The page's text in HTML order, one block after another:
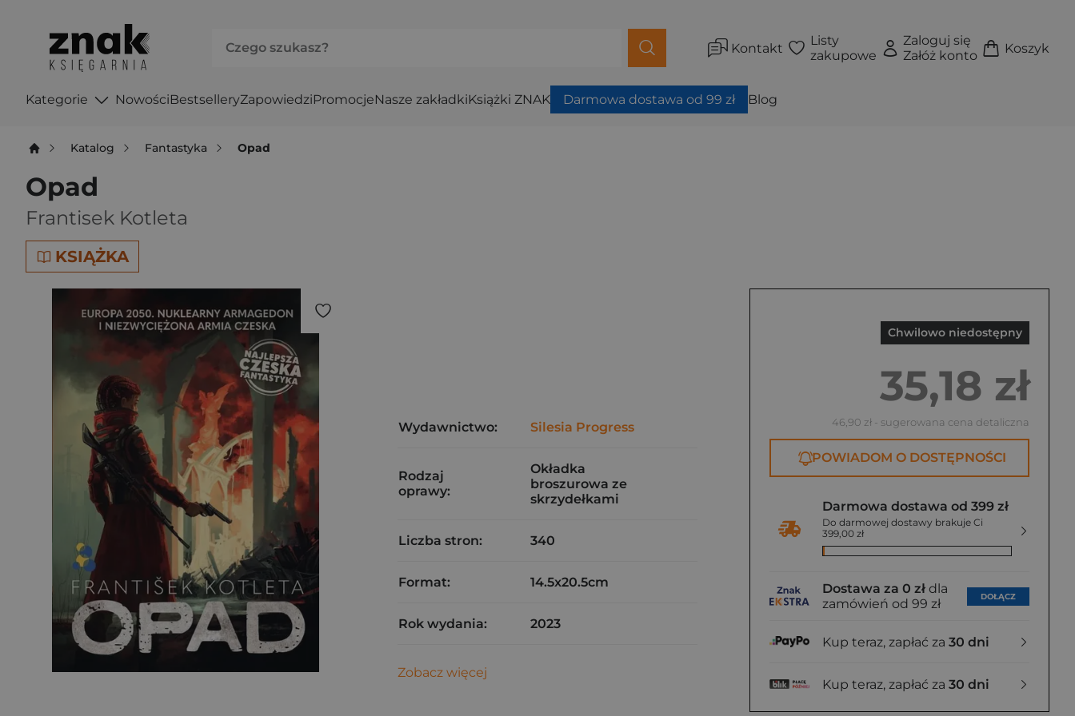
Kontakt
Listy
zakupowe
Zaloguj się
Załóż konto
Koszyk
Kategorie NowościBestselleryZapowiedziPromocjeNasze zakładkiKsiążki ZNAK Darmowa dostawa od 99 zł Blog
Katalog Fantastyka Opad
Opad
Frantisek Kotleta
KSIĄŻKA
Chwilowo niedostępny
35,18 zł
46,90 zł - sugerowana cena detaliczna
POWIADOM O DOSTĘPNOŚCI
Darmowa dostawa od 399 zł
Do darmowej dostawy brakuje Ci
399,00 zł
Dostawa za 0 zł dla
zamówień od 99 zł
DOŁĄCZ
Kup teraz, zapłać za 30 dni
Kup teraz, zapłać za 30 dni
Wydawnictwo: Silesia Progress
Rodzaj
oprawy:
Okładka
broszurowa ze
skrzydełkami
Liczba stron: 340
Format: 14.5x20.5cm
Rok wydania: 2023
Zobacz więcej